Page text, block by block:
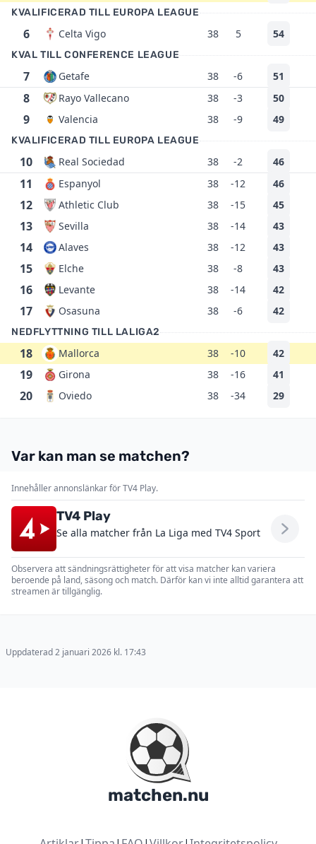
KVALIFICERAD TILL EUROPA LEAGUE
6 Celta Vigo 38 5 54
KVAL TILL CONFERENCE LEAGUE
7 Getafe 38 -6 51
8 Rayo Vallecano 38 -3 50
9 Valencia 38 -9 49
KVALIFICERAD TILL EUROPA LEAGUE
10 Real Sociedad 38 -2 46
11 Espanyol 38 -12 46
12 Athletic Club 38 -15 45
13 Sevilla 38 -14 43
14 Alaves 38 -12 43
15 Elche 38 -8 43
16 Levante 38 -14 42
17 Osasuna 38 -6 42
NEDFLYTTNING TILL LALIGA2
18 Mallorca 38 -10 42
19 Girona 38 -16 41
20 Oviedo 38 -34 29
Var kan man se matchen?
Innehåller annonslänkar för TV4 Play.
TV4 Play
Se alla matcher från La Liga med TV4 Sport
Observera att sändningsrättigheter för att visa matcher kan variera
beroende på land, säsong och match. Därför kan vi inte alltid garantera att
streamen är tillgänglig.
Uppdaterad 2 januari 2026 kl. 17:43
matchen.nu